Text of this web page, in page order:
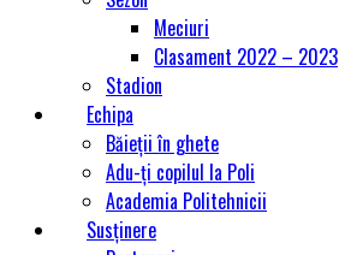
Meciuri
Clasament 2022 – 2023
Stadion
Echipa
Băieții în ghete
Adu-ți copilul la Poli
Academia Politehnicii
Susținere